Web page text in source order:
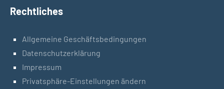
Rechtliches
Allgemeine Geschäftsbedingungen
Datenschutzerklärung
Impressum
Privatsphäre-Einstellungen ändern